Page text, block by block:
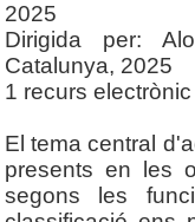
2025
Dirigida per:
Catalunya, 2025
1 recurs electrònic
El tema central
presents en les
segons les